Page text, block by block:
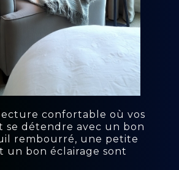
confortable où vos
se détendre avec un bon
rembourré, une petite
un bon éclairage sont